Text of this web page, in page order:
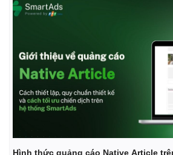
Hình thức quảng cáo Native Article